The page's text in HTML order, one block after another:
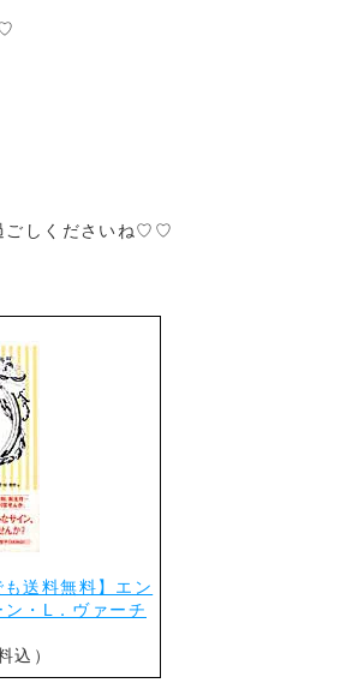
ごしくださいね♡♡
も送料無料】エン
・L．ヴァーチ
込）